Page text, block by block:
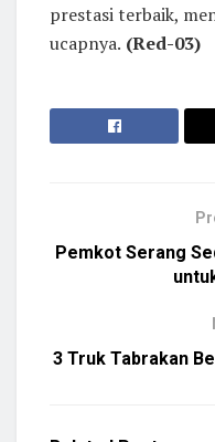
prestasi terbaik,
ucapnya. (Red-03)
Pemkot Serang
3 Truk Tabrakan